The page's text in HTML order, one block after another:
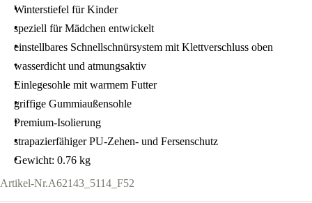
Winterstiefel für Kinder
speziell für Mädchen entwickelt
einstellbares Schnellschnürsystem mit Klettverschluss oben
wasserdicht und atmungsaktiv
Einlegesohle mit warmem Futter
griffige Gummiaußensohle
Premium-Isolierung
strapazierfähiger PU-Zehen- und Fersenschutz
Gewicht: 0.76 kg
Artikel-Nr.A62143_5114_F52